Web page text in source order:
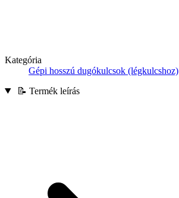
Kategória
Gépi hosszú dugókulcsok (légkulcshoz)
📝 Termék leírás